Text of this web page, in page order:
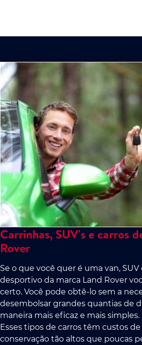
Carrinhas, SUV's e carros
Rover
Se o que você quer é uma van,
desportivo da marca Land Rover
certo. Você pode obtê-lo sem a
desembolsar grandes quantias de
maneira mais eficaz e mais simples.
Esses tipos de carros têm custos
conservação tão altos que poucas